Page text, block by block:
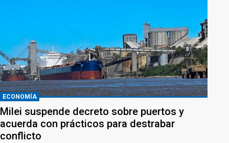
ECONOMÍA
Milei suspende decreto sobre puertos y
acuerda con prácticos para destrabar
conflicto